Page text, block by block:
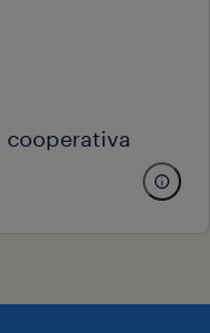
cooperativa